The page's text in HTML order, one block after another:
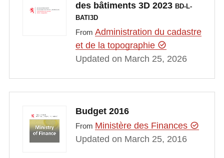
des bâtiments 3D 2023 BD-L-
BATI3D
From Administration du cadastre
et de la topographie
Updated on March 25, 2026
Budget 2016
From Ministère des Finances
Updated on March 25, 2016